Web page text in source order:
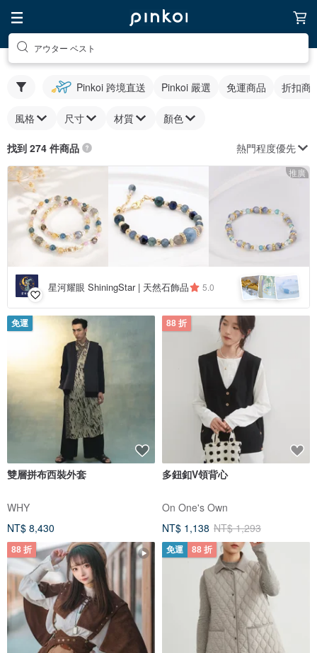
アウター ベスト
Pinkoi 跨境直送 Pinkoi 嚴選 免運商品 折扣商
風格 尺寸 材質 顏色
找到 274 件商品 熱門程度優先
推廣
星河耀眼 ShiningStar | 天然石飾品 5.0
免運
雙層拼布西裝外套
WHY
NT$ 8,430
88 折
多鈕釦V領背心
On One's Own
NT$ 1,138 NT$ 1,293
88 折 免運 88 折